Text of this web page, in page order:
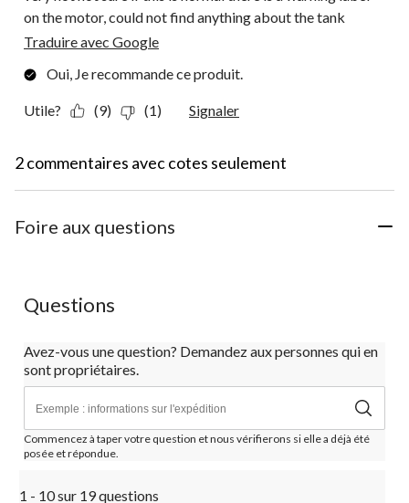
on the motor, could not find anything about the tank
Traduire avec Google
Oui, Je recommande ce produit.
Utile? (9) (1) Signaler
2 commentaires avec cotes seulement
Foire aux questions
Questions
Avez-vous une question? Demandez aux personnes qui en
sont propriétaires.
Commencez à taper votre question et nous vérifierons si elle a déjà été
posée et répondue.
1 - 10 sur 19 questions